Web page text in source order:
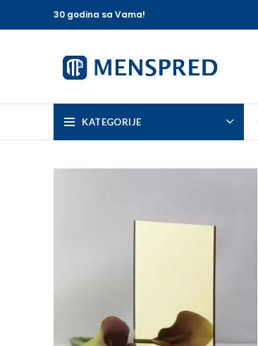
30 godina sa Vama!
KATEGORIJE